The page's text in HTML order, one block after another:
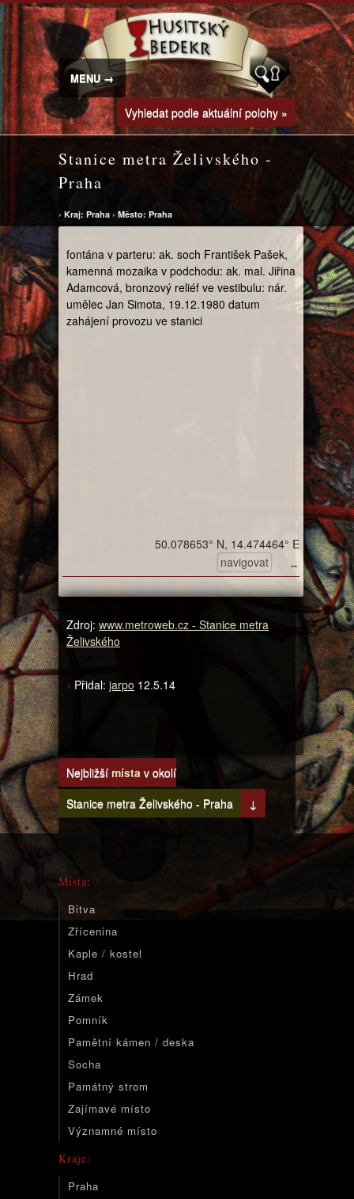
MENU →
Vyhledat podle aktuální polohy »
Stanice metra Želivského -
Praha
› Kraj: Praha › Město: Praha
fontána v parteru: ak. soch František Pašek,
kamenná mozaika v podchodu: ak. mal. Jiřina
Adamcová, bronzový reliéf ve vestibulu: nár.
umělec Jan Simota, 19.12.1980 datum
zahájení provozu ve stanici
↔
50.078653° N, 14.474464° E
navigovat
Zdroj: www.metroweb.cz - Stanice metra
Želivského
Přidal: jarpo 12.5.14
Nejbližší místa v okolí
Stanice metra Želivského - Praha
↓
Místa:
Bitva
Zřícenina
Kaple / kostel
Hrad
Zámek
Pomník
Pamětní kámen / deska
Socha
Památný strom
Zajímavé místo
Významné místo
Kraje:
Praha